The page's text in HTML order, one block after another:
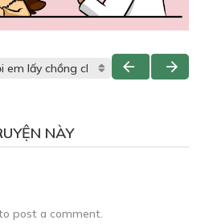
NÀY
post a comment.